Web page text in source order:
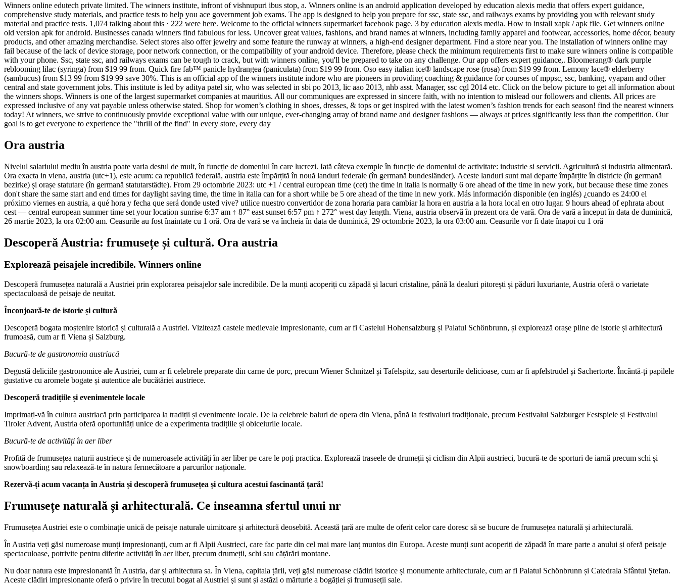
Winners online edutech private limited. The winners institute, infront of vishnupuri ibus stop, a. Winners online is an android application developed by education alexis media that offers expert guidance,
comprehensive study materials, and practice tests to help you ace government job exams. The app is designed to help you prepare for ssc, state ssc, and railways exams by providing you with relevant study
material and practice tests. 1,074 talking about this · 222 were here. Welcome to the official winners supermarket facebook page. 3 by education alexis media. How to install xapk / apk file. Get winners online
old version apk for android. Businesses canada winners find fabulous for less. Uncover great values, fashions, and brand names at winners, including family apparel and footwear, accessories, home décor, beauty
products, and other amazing merchandise. Select stores also offer jewelry and some feature the runway at winners, a high-end designer department. Find a store near you. The installation of winners online may
fail because of the lack of device storage, poor network connection, or the compatibility of your android device. Therefore, please check the minimum requirements first to make sure winners online is compatible
with your phone. Ssc, state ssc, and railways exams can be tough to crack, but with winners online, you'll be prepared to take on any challenge. Our app offers expert guidance,. Bloomerang® dark purple
reblooming lilac (syringa) from $19 99 from. Quick fire fab™ panicle hydrangea (paniculata) from $19 99 from. Oso easy italian ice® landscape rose (rosa) from $19 99 from. Lemony lace® elderberry
(sambucus) from $13 99 from $19 99 save 30%. This is an official app of the winners institute indore who are pioneers in providing coaching & guidance for courses of mppsc, ssc, banking, vyapam and other
central and state government jobs. This institute is led by aditya patel sir, who was selected in sbi po 2013, lic aao 2013, nhb asst. Manager, ssc cgl 2014 etc. Click on the below picture to get all information about
the winners shops. Winners is one of the largest supermarket companies at mauritius. All our communiques are expressed in sincere faith, with no intention to mislead our followers and clients. All prices are
expressed inclusive of any vat payable unless otherwise stated. Shop for women’s clothing in shoes, dresses, & tops or get inspired with the latest women’s fashion trends for each season! find the nearest winners
today! At winners, we strive to continuously provide exceptional value with our unique, ever-changing array of brand name and designer fashions — always at prices significantly less than the competition. Our
goal is to get everyone to experience the "thrill of the find" in every store, every day
Ora austria
Nivelul salariului mediu în austria poate varia destul de mult, în funcție de domeniul în care lucrezi. Iată câteva exemple în funcție de domeniul de activitate: industrie si servicii. Agricultură și industria alimentară.
Ora exacta in viena, austria (utc+1), este acum: ca republică federală, austria este împărțită în nouă landuri federale (în germană bundesländer). Aceste landuri sunt mai departe împărțite în districte (în germană
bezirke) și orașe statutare (în germană statutarstädte). From 29 octombrie 2023: utc +1 / central european time (cet) the time in italia is normally 6 ore ahead of the time in new york, but because these time zones
don't share the same start and end times for daylight saving time, the time in italia can for a short while be 5 ore ahead of the time in new york. Más información disponible (en inglés) ¿cuando es 24:00 el
próximo viernes en austria, a qué hora y fecha que será donde usted vive? utilice nuestro convertidor de zona horaria para cambiar la hora en austria a la hora local en otro lugar. 9 hours ahead of ephrata about
cest — central european summer time set your location sunrise 6:37 am ↑ 87° east sunset 6:57 pm ↑ 272° west day length. Viena, austria observă în prezent ora de vară. Ora de vară a început în data de duminică,
26 martie 2023, la ora 02:00 am. Ceasurile au fost înaintate cu 1 oră. Ora de vară se va încheia în data de duminică, 29 octombrie 2023, la ora 03:00 am. Ceasurile vor fi date înapoi cu 1 oră
Descoperă Austria: frumusețe și cultură. Ora austria
Explorează peisajele incredibile. Winners online
Descoperă frumusețea naturală a Austriei prin explorarea peisajelor sale incredibile. De la munți acoperiți cu zăpadă și lacuri cristaline, până la dealuri pitorești și păduri luxuriante, Austria oferă o varietate
spectaculoasă de peisaje de neuitat.
Înconjoară-te de istorie și cultură
Descoperă bogata moștenire istorică și culturală a Austriei. Vizitează castele medievale impresionante, cum ar fi Castelul Hohensalzburg și Palatul Schönbrunn, și explorează orașe pline de istorie și arhitectură
frumoasă, cum ar fi Viena și Salzburg.
Bucură-te de gastronomia austriacă
Degustă deliciile gastronomice ale Austriei, cum ar fi celebrele preparate din carne de porc, precum Wiener Schnitzel și Tafelspitz, sau deserturile delicioase, cum ar fi apfelstrudel și Sachertorte. Încântă-ți papilele
gustative cu aromele bogate și autentice ale bucătăriei austriece.
Descoperă tradițiile și evenimentele locale
Imprimați-vă în cultura austriacă prin participarea la tradiții și evenimente locale. De la celebrele baluri de opera din Viena, până la festivaluri tradiționale, precum Festivalul Salzburger Festspiele și Festivalul
Tiroler Advent, Austria oferă oportunități unice de a experimenta tradițiile și obiceiurile locale.
Bucură-te de activități în aer liber
Profită de frumusețea naturii austriece și de numeroasele activități în aer liber pe care le poți practica. Explorează traseele de drumeții și ciclism din Alpii austrieci, bucură-te de sporturi de iarnă precum schi și
snowboarding sau relaxează-te în natura fermecătoare a parcurilor naționale.
Rezervă-ți acum vacanța în Austria și descoperă frumusețea și cultura acestui fascinantă țară!
Frumusețe naturală și arhitecturală. Ce inseamna sfertul unui nr
Frumusețea Austriei este o combinație unică de peisaje naturale uimitoare și arhitectură deosebită. Această țară are multe de oferit celor care doresc să se bucure de frumusețea naturală și arhitecturală.
În Austria veți găsi numeroase munți impresionanți, cum ar fi Alpii Austrieci, care fac parte din cel mai mare lanț muntos din Europa. Aceste munți sunt acoperiți de zăpadă în mare parte a anului și oferă peisaje
spectaculoase, potrivite pentru diferite activități în aer liber, precum drumeții, schi sau cățărări montane.
Nu doar natura este impresionantă în Austria, dar și arhitectura sa. În Viena, capitala țării, veți găsi numeroase clădiri istorice și monumente arhitecturale, cum ar fi Palatul Schönbrunn și Catedrala Sfântul Ștefan.
Aceste clădiri impresionante oferă o privire în trecutul bogat al Austriei și sunt și astăzi o mărturie a bogăției și frumuseții sale.